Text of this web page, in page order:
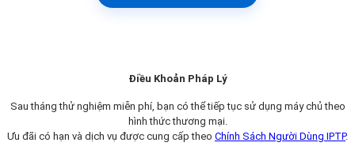
Điều Khoản Pháp Lý
Sau tháng thử nghiệm miễn phí, bạn có thể tiếp tục sử dụng máy chủ theo
hình thức thương mại.
Ưu đãi có hạn và dịch vụ được cung cấp theo Chính Sách Người Dùng IPTP.